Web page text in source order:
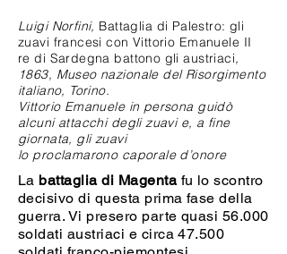
Luigi Norfini, Battaglia di Palestro: gli
zuavi francesi con Vittorio Emanuele II
re di Sardegna battono gli austriaci,
1863, Museo nazionale del Risorgimento
italiano, Torino.
Vittorio Emanuele in persona guidò
alcuni attacchi degli zuavi e, a fine
giornata, gli zuavi
lo proclamarono caporale d’onore
La battaglia di Magentafu lo scontro
decisivo di questa prima fase della
guerra. Vi presero parte quasi 56.000
soldati austriaci e circa 47.500